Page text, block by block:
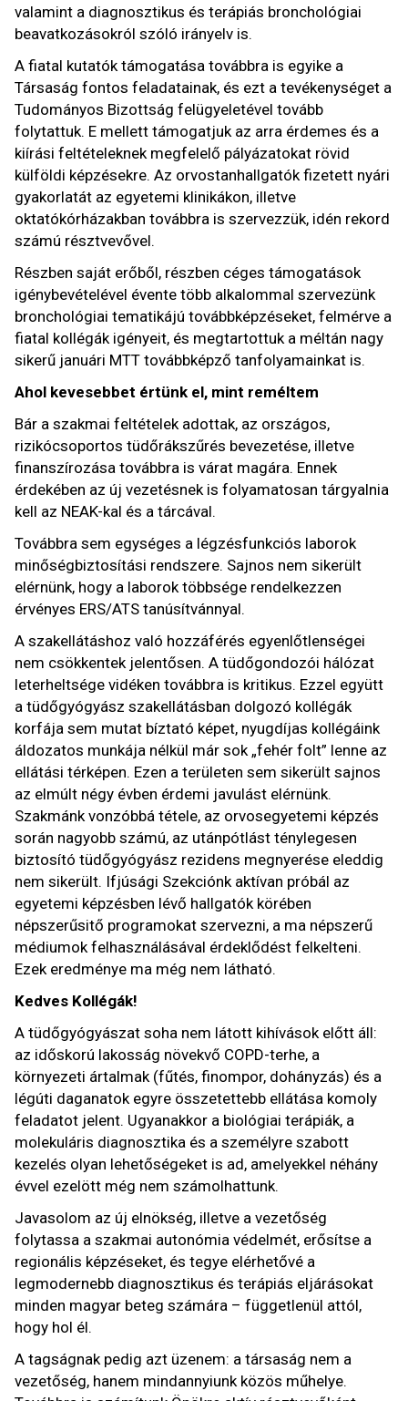
valamint a diagnosztikus és terápiás bronchológiai
beavatkozásokról szóló irányelv is.
A fiatal kutatók támogatása továbbra is egyike a
Társaság fontos feladatainak, és ezt a tevékenységet a
Tudományos Bizottság felügyeletével tovább
folytattuk. E mellett támogatjuk az arra érdemes és a
kiírási feltételeknek megfelelő pályázatokat rövid
külföldi képzésekre. Az orvostanhallgatók fizetett nyári
gyakorlatát az egyetemi klinikákon, illetve
oktatókórházakban továbbra is szervezzük, idén rekord
számú résztvevővel.
Részben saját erőből, részben céges támogatások
igénybevételével évente több alkalommal szervezünk
bronchológiai tematikájú továbbképzéseket, felmérve a
fiatal kollégák igényeit, és megtartottuk a méltán nagy
sikerű januári MTT továbbképző tanfolyamainkat is.
Ahol kevesebbet értünk el, mint reméltem
Bár a szakmai feltételek adottak, az országos,
rizikócsoportos tüdőrákszűrés bevezetése, illetve
finanszírozása továbbra is várat magára. Ennek
érdekében az új vezetésnek is folyamatosan tárgyalnia
kell az NEAK-kal és a tárcával.
Továbbra sem egységes a légzésfunkciós laborok
minőségbiztosítási rendszere. Sajnos nem sikerült
elérnünk, hogy a laborok többsége rendelkezzen
érvényes ERS/ATS tanúsítvánnyal.
A szakellátáshoz való hozzáférés egyenlőtlenségei
nem csökkentek jelentősen. A tüdőgondozói hálózat
leterheltsége vidéken továbbra is kritikus. Ezzel együtt
a tüdőgyógyász szakellátásban dolgozó kollégák
korfája sem mutat bíztató képet, nyugdíjas kollégáink
áldozatos munkája nélkül már sok „fehér folt” lenne az
ellátási térképen. Ezen a területen sem sikerült sajnos
az elmúlt négy évben érdemi javulást elérnünk.
Szakmánk vonzóbbá tétele, az orvosegyetemi képzés
során nagyobb számú, az utánpótlást ténylegesen
biztosító tüdőgyógyász rezidens megnyerése eleddig
nem sikerült. Ifjúsági Szekciónk aktívan próbál az
egyetemi képzésben lévő hallgatók körében
népszerűsitő programokat szervezni, a ma népszerű
médiumok felhasználásával érdeklődést felkelteni.
Ezek eredménye ma még nem látható.
Kedves Kollégák!
A tüdőgyógyászat soha nem látott kihívások előtt áll:
az időskorú lakosság növekvő COPD-terhe, a
környezeti ártalmak (fűtés, finompor, dohányzás) és a
légúti daganatok egyre összetettebb ellátása komoly
feladatot jelent. Ugyanakkor a biológiai terápiák, a
molekuláris diagnosztika és a személyre szabott
kezelés olyan lehetőségeket is ad, amelyekkel néhány
évvel ezelött még nem számolhattunk.
Javasolom az új elnökség, illetve a vezetőség
folytassa a szakmai autonómia védelmét, erősítse a
regionális képzéseket, és tegye elérhetővé a
legmodernebb diagnosztikus és terápiás eljárásokat
minden magyar beteg számára – függetlenül attól,
hogy hol él.
A tagságnak pedig azt üzenem: a társaság nem a
vezetőség, hanem mindannyiunk közös műhelye.